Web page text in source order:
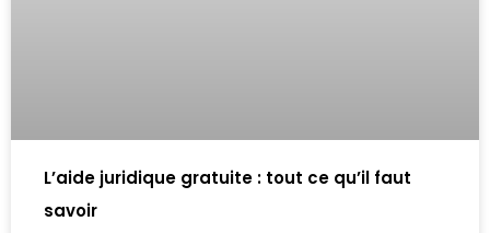
L’aide juridique gratuite : tout ce qu’il faut
savoir